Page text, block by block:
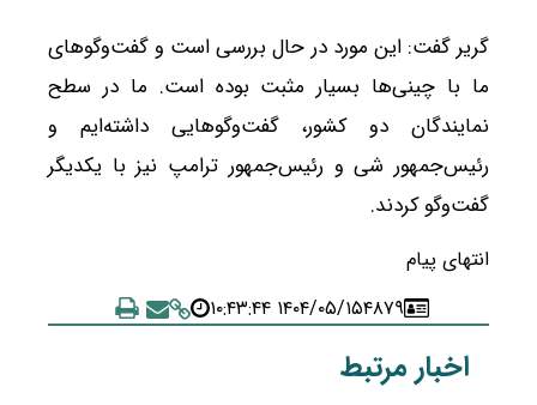
گریر گفت: این مورد در حال بررسی است و گفت‌وگوهای
ما با چینی‌ها بسیار مثبت بوده است. ما در سطح
نمایندگان دو کشور، گفت‌وگوهایی داشته‌ایم و
رئیس‌جمهور شی و رئیس‌جمهور ترامپ نیز با یکدیگر
گفت‌وگو کردند.
انتهای پیام
۴۸۷۹۱۴۰۴/۰۵/۱۵ ۱۰:۴۳:۴۴
اخبار مرتبط